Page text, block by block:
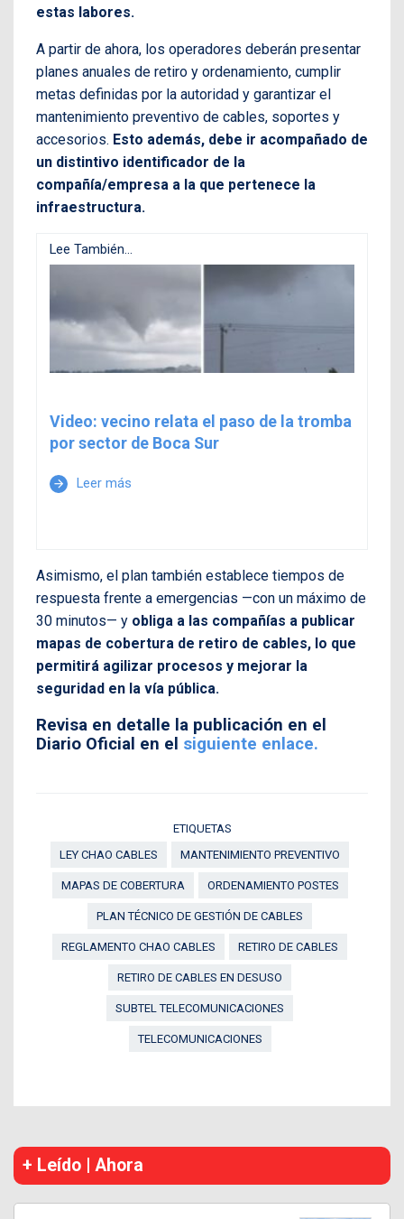
estas labores.
A partir de ahora, los operadores deberán presentar
planes anuales de retiro y ordenamiento, cumplir
metas definidas por la autoridad y garantizar el
mantenimiento preventivo de cables, soportes y
accesorios. Esto además, debe ir acompañado de
un distintivo identificador de la
compañía/empresa a la que pertenece la
infraestructura.
Lee También...
Video: vecino relata el paso de la tromba
por sector de Boca Sur
arrow_forward Leer más
Asimismo, el plan también establece tiempos de
respuesta frente a emergencias —con un máximo de
30 minutos— y obliga a las compañías a publicar
mapas de cobertura de retiro de cables, lo que
permitirá agilizar procesos y mejorar la
seguridad en la vía pública.
Revisa en detalle la publicación en el
Diario Oficial en el siguiente enlace.
ETIQUETAS
LEY CHAO CABLES
MANTENIMIENTO PREVENTIVO
MAPAS DE COBERTURA ORDENAMIENTO POSTES
PLAN TÉCNICO DE GESTIÓN DE CABLES
REGLAMENTO CHAO CABLES RETIRO DE CABLES
RETIRO DE CABLES EN DESUSO
SUBTEL TELECOMUNICACIONES
TELECOMUNICACIONES
+ Leído | Ahora